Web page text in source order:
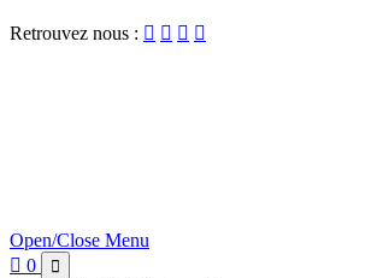
Retrouvez nous :    
Open/Close Menu
 0 